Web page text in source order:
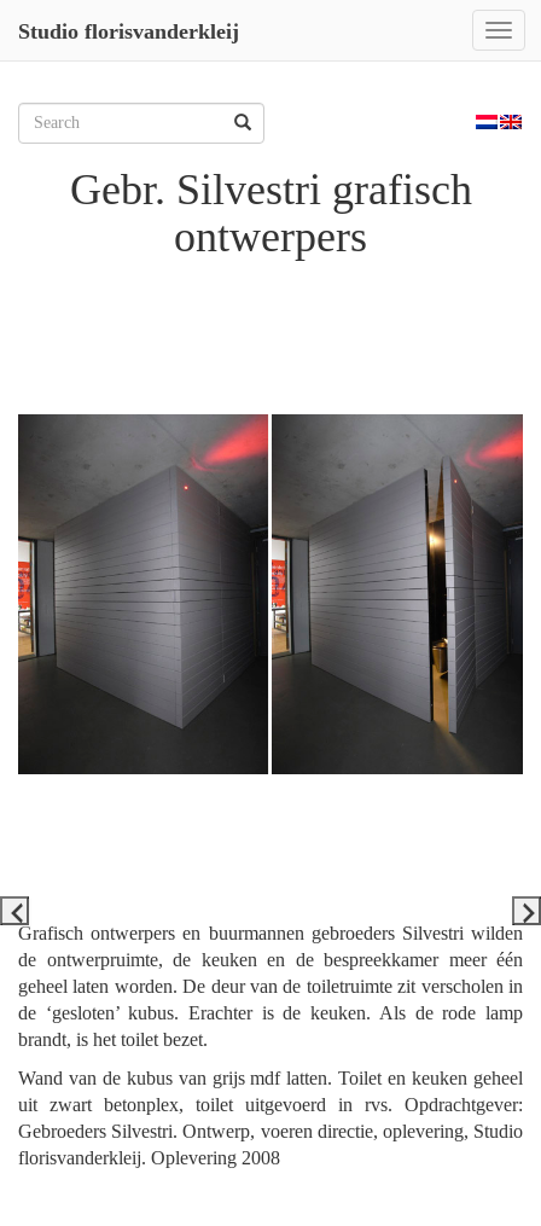
content
Studio florisvanderkleij
Zoeken
naar:
Gebr. Silvestri grafisch
ontwerpers
Grafisch ontwerpers en buurmannen gebroeders Silvestri wilden
de ontwerpruimte, de keuken en de bespreekkamer meer één
geheel laten worden. De deur van de toiletruimte zit verscholen in
de ‘gesloten’ kubus. Erachter is de keuken. Als de rode lamp
brandt, is het toilet bezet.
Wand van de kubus van grijs mdf latten. Toilet en keuken geheel
uit zwart betonplex, toilet uitgevoerd in rvs. Opdrachtgever:
Gebroeders Silvestri. Ontwerp, voeren directie, oplevering, Studio
florisvanderkleij. Oplevering 2008